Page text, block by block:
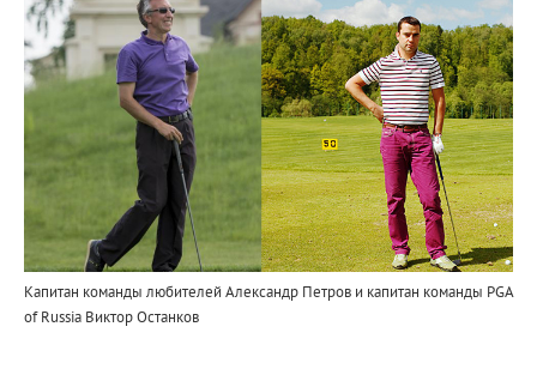
Капитан команды любителей Александр Петров и капитан команды PGA
of Russia Виктор Останков